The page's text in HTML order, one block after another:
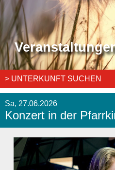
> UNTERKUNFT SUCHEN
Sa, 27.06.2026
Konzert in der